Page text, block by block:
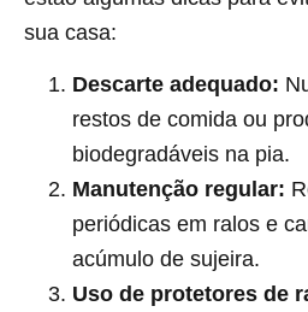
sua casa:
Descarte adequado:
restos de comida ou
biodegradáveis na pia.
Manutenção regular:
periódicas em ralos e
acúmulo de sujeira.
Uso de protetores de